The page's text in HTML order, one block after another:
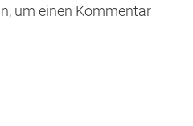
um einen Kommentar